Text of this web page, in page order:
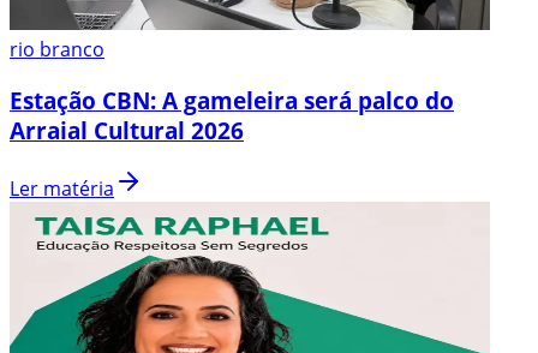
rio branco
Estação CBN: A gameleira será palco do
Arraial Cultural 2026
Ler matéria